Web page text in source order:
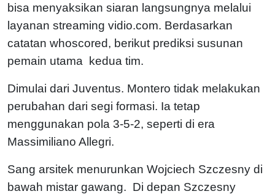
bisa menyaksikan siaran langsungnya melalui
layanan streaming vidio.com. Berdasarkan
catatan whoscored, berikut prediksi susunan
pemain utama kedua tim.
Dimulai dari Juventus. Montero tidak melakukan
perubahan dari segi formasi. Ia tetap
menggunakan pola 3-5-2, seperti di era
Massimiliano Allegri.
Sang arsitek menurunkan Wojciech Szczesny di
bawah mistar gawang. Di depan Szczesny